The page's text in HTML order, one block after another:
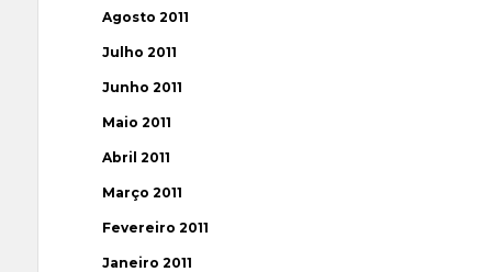
Agosto 2011
Julho 2011
Junho 2011
Maio 2011
Abril 2011
Março 2011
Fevereiro 2011
Janeiro 2011